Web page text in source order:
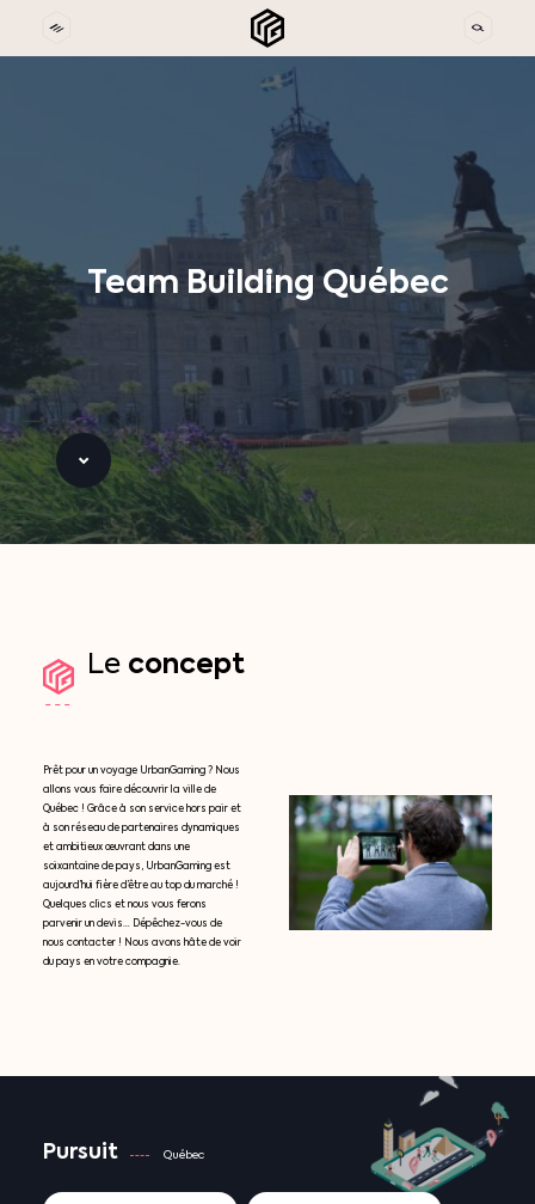
Team BuildingQuébec
Le concept
Prêt pour un voyage UrbanGaming ? Nous
allons vous faire découvrir la ville de
Québec ! Grâce à son service hors pair et
à son réseau de partenaires dynamiques
et ambitieux œuvrant dans une
soixantaine de pays, UrbanGaming est
aujourd’hui fière d’être au top du marché !
Quelques clics et nous vous ferons
parvenir un devis… Dépêchez-vous de
nous contacter ! Nous avons hâte de voir
du pays en votre compagnie.
Pursuit Québec